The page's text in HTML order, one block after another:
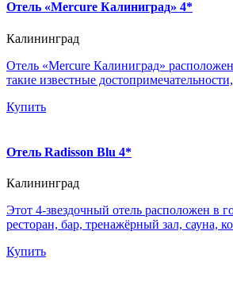
Отель «Mercure Калиниград» 4*
Калининград
Отель «Mercure Калиниград»
такие известные
Купить
Отель Radisson Blu 4*
Калининград
Этот 4-звездочный отель расположен в
ресторан, бар, тренажёрный зал, сауна,
Купить